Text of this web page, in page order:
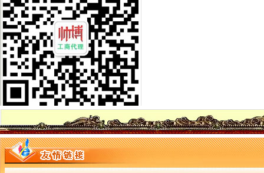
深圳市天一元企业管理咨询有限公司
北京注册资本登记改革月现两家“一元公司”-时代财经-北方网
一元钱注册一家公司有可能吗？-创业知识-创业第一步网
成都一元公司注册成功顺利拿到营业执照_本网原创_四川新闻_四川在线
我省“一元公司”4个月增至91家_第A05版：广东_2014-08-16_南方
工商登记改革三天成都三企业来开“1元公司”
一元旅游有限公司
广州一元淘多宝科技股份有限公司|广州一元淘多宝科技股份有限公司网
上海一元注册公司未出现-手机新浪网
浅析我国“一元公司”的发展前景
一元开公司”,还需“零骚扰”_苍溪吧_百度贴吧
＂一元注册企业＂不等于＂一元注册公司＂-金黔在线,政策法规-财经
上海北青信息科技有限公司-一元游,一元购,
一元淘多宝|广州一元淘多宝科技股份有限公司-页